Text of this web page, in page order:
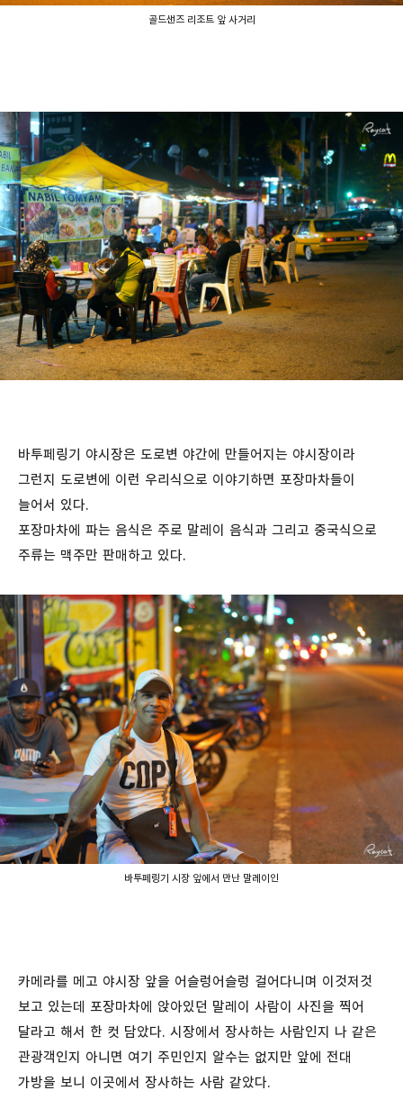
골드샌즈 리조트 앞 사거리
바투페링기 야시장은 도로변 야간에 만들어지는 야시장이라
그런지 도로변에 이런 우리식으로 이야기하면 포장마차들이
늘어서 있다.
포장마차에 파는 음식은 주로 말레이 음식과 그리고 중국식으로
주류는 맥주만 판매하고 있다.
바투페링기 시장 앞에서 만난 말레이인
카메라를 메고 야시장 앞을 어슬렁어슬렁 걸어다니며 이것저것
보고 있는데 포장마차에 앉아있던 말레이 사람이 사진을 찍어
달라고 해서 한 컷 담았다. 시장에서 장사하는 사람인지 나 같은
관광객인지 아니면 여기 주민인지 알수는 없지만 앞에 전대
가방을 보니 이곳에서 장사하는 사람 같았다.